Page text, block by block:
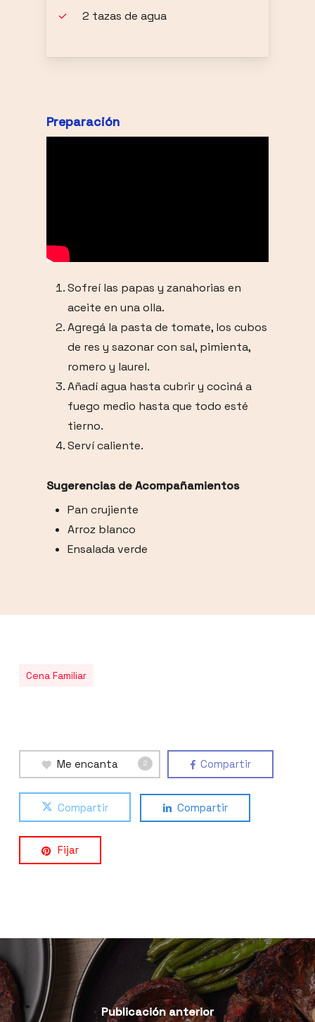
2 tazas de agua
Preparación
Sofreí las papas y zanahorias en
aceite en una olla.
Agregá la pasta de tomate, los cubos
de res y sazonar con sal, pimienta,
romero y laurel.
Añadí agua hasta cubrir y cociná a
fuego medio hasta que todo esté
tierno.
Serví caliente.
Sugerencias de Acompañamientos
Pan crujiente
Arroz blanco
Ensalada verde
Cena Familiar
Me encanta 2 Compartir
Compartir Compartir
Fijar
Publicación anterior